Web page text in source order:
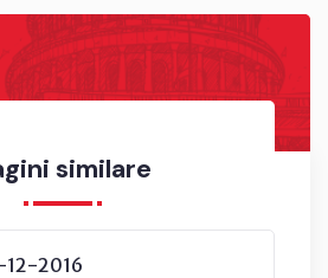
similare
12-2016